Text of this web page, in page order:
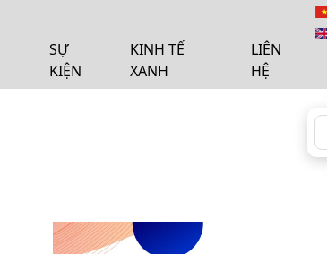
SỰ
KIỆN
KINH TẾ
XANH
LIÊN
HỆ